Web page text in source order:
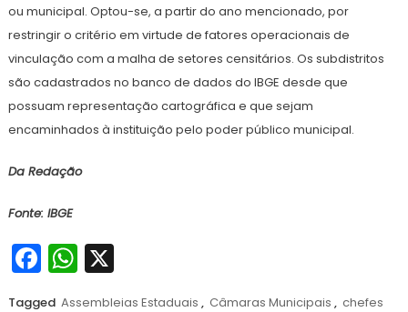
ou municipal. Optou-se, a partir do ano mencionado, por
restringir o critério em virtude de fatores operacionais de
vinculação com a malha de setores censitários. Os subdistritos
são cadastrados no banco de dados do IBGE desde que
possuam representação cartográfica e que sejam
encaminhados à instituição pelo poder público municipal.
Da Redação
Fonte: IBGE
Facebook
WhatsApp
X
Tagged Assembleias Estaduais , Câmaras Municipais , chefes